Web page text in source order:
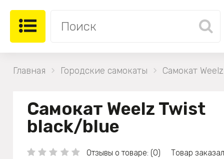
Главная Городские самокаты Самокат
Самокат Weelz Twist
black/blue
Отзывы о товаре: (0)
Товар